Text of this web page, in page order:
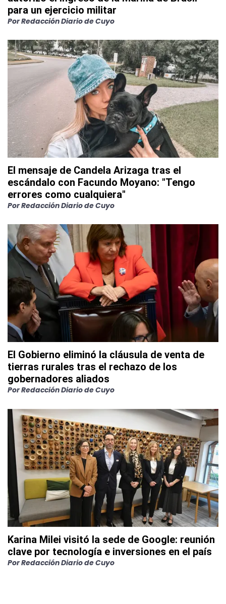
para un ejercicio militar
PorRedacción Diario de Cuyo
El mensaje de Candela Arizaga tras el
escándalo con Facundo Moyano: "Tengo
errores como cualquiera"
PorRedacción Diario de Cuyo
El Gobierno eliminó la cláusula de venta de
tierras rurales tras el rechazo de los
gobernadores aliados
PorRedacción Diario de Cuyo
Karina Milei visitó la sede de Google: reunión
clave por tecnología e inversiones en el país
PorRedacción Diario de Cuyo